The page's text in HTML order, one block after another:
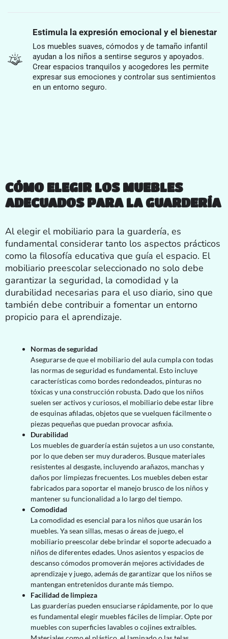
Estimula la expresión emocional y el bienestar
Los muebles suaves, cómodos y de tamaño infantil
ayudan a los niños a sentirse seguros y apoyados.
Crear espacios tranquilos y acogedores les permite
expresar sus emociones y controlar sus sentimientos
en un entorno seguro.
CÓMO ELEGIR LOS MUEBLES
ADECUADOS PARA LA GUARDERÍA
Al elegir el mobiliario para la guardería, es
fundamental considerar tanto los aspectos prácticos
como la filosofía educativa que guía el espacio. El
mobiliario preescolar seleccionado no solo debe
garantizar la seguridad, la comodidad y la
durabilidad necesarias para el uso diario, sino que
también debe contribuir a fomentar un entorno
propicio para el aprendizaje.
Normas de seguridad
Asegurarse de que el mobiliario del aula cumpla con todas
las normas de seguridad es fundamental. Esto incluye
características como bordes redondeados, pinturas no
tóxicas y una construcción robusta. Dado que los niños
suelen ser activos y curiosos, el mobiliario debe estar libre
de esquinas afiladas, objetos que se vuelquen fácilmente o
piezas pequeñas que puedan provocar asfixia.
Durabilidad
Los muebles de guardería están sujetos a un uso constante,
por lo que deben ser muy duraderos. Busque materiales
resistentes al desgaste, incluyendo arañazos, manchas y
daños por limpiezas frecuentes. Los muebles deben estar
fabricados para soportar el manejo brusco de los niños y
mantener su funcionalidad a lo largo del tiempo.
Comodidad
La comodidad es esencial para los niños que usarán los
muebles. Ya sean sillas, mesas o áreas de juego, el
mobiliario preescolar debe brindar el soporte adecuado a
niños de diferentes edades. Unos asientos y espacios de
descanso cómodos promoverán mejores actividades de
aprendizaje y juego, además de garantizar que los niños se
mantengan entretenidos durante más tiempo.
Facilidad de limpieza
Las guarderías pueden ensuciarse rápidamente, por lo que
es fundamental elegir muebles fáciles de limpiar. Opte por
muebles con superficies lavables o cojines extraíbles.